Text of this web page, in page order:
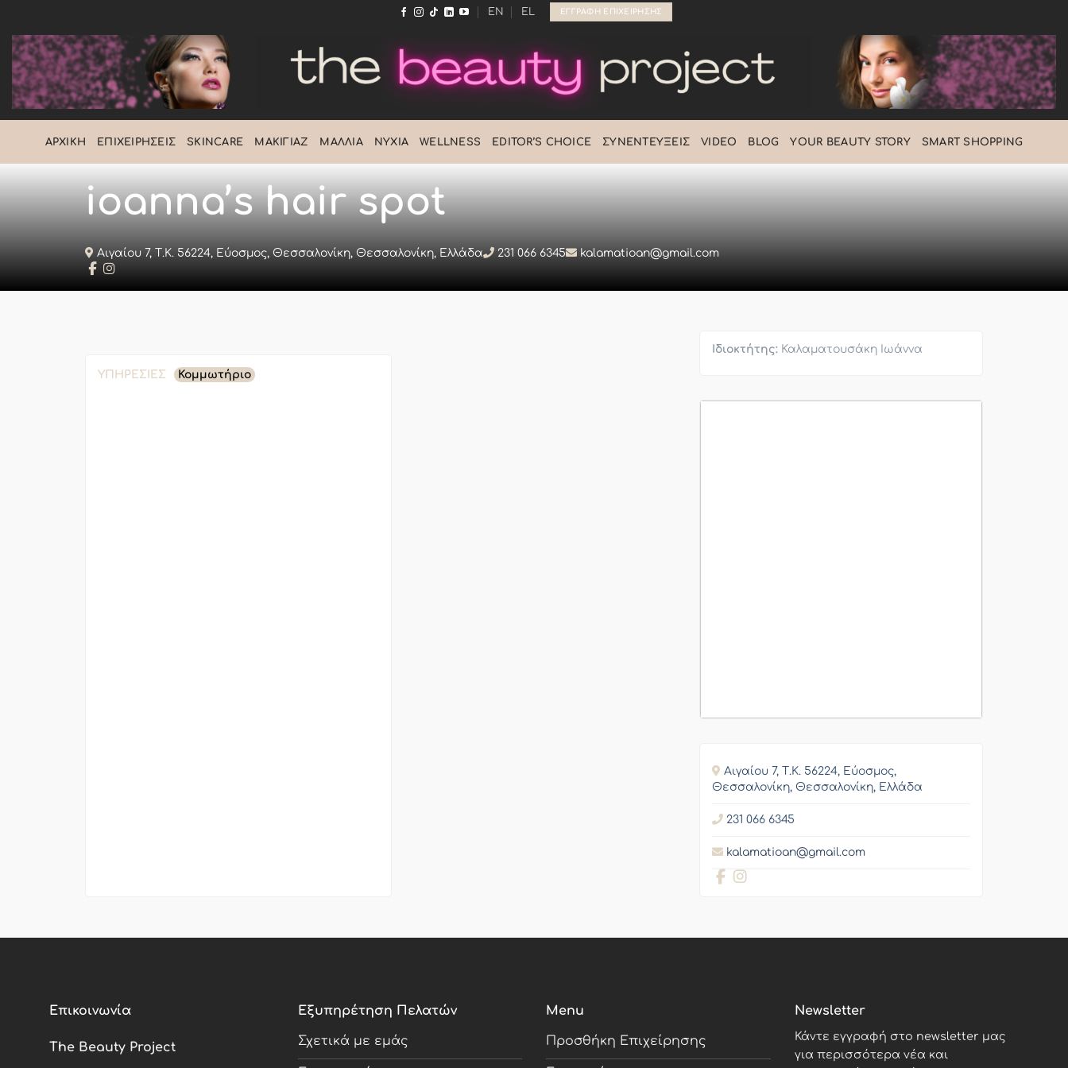
περιεχόμενο
EN EL ΕΓΓΡΑΦΉ ΕΠΙΧΕΊΡΗΣΗΣ
ΑΡΧΙΚΉ ΕΠΙΧΕΙΡΉΣΕΙΣ SKINCARE ΜΑΚΙΓΙΆΖ ΜΑΛΛΙΆ ΝΎΧΙΑ WELLNESS EDITOR’S CHOICE ΣΥΝΕΝΤΕΎΞΕΙΣ VIDEO BLOG ΥOUR BEAUTY STORY SMART SHOPPING
ioanna’s hair spot
Αιγαίου 7, Τ.Κ. 56224, Εύοσμος, Θεσσαλονίκη, Θεσσαλονίκη, Ελλάδα 231 066 6345 kalamatioan@gmail.com
ΥΠΗΡΕΣΊΕΣ Κομμωτήριο
Ιδιοκτήτης: Καλαματουσάκη Ιωάννα
Αιγαίου 7, Τ.Κ. 56224, Εύοσμος,
Θεσσαλονίκη, Θεσσαλονίκη, Ελλάδα
231 066 6345
kalamatioan@gmail.com
Επικοινωνία
The Beauty Project
Εξυπηρέτηση Πελατών
Σχετικά με εμάς
Menu
Προσθήκη Επιχείρησης
Newsletter
Κάντε εγγραφή στο newsletter μας
για περισσότερα νέα και